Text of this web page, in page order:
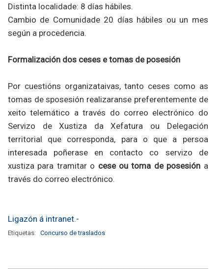
Distinta localidade: 8 días hábiles.
Cambio de Comunidade 20 días hábiles ou un mes
según a procedencia.
Formalización dos ceses e tomas de posesión
Por cuestións organizataivas, tanto ceses como as
tomas de sposesión realizaranse preferentemente de
xeito telemático a través do correo electrónico do
Servizo de Xustiza da Xefatura ou Delegación
territorial que corresponda, para o que a persoa
interesada poñerase en contacto co servizo de
xustiza para tramitar o cese ou toma de posesión a
través do correo electrónico.
Ligazón á intranet.-
Etiquetas: Concurso de traslados